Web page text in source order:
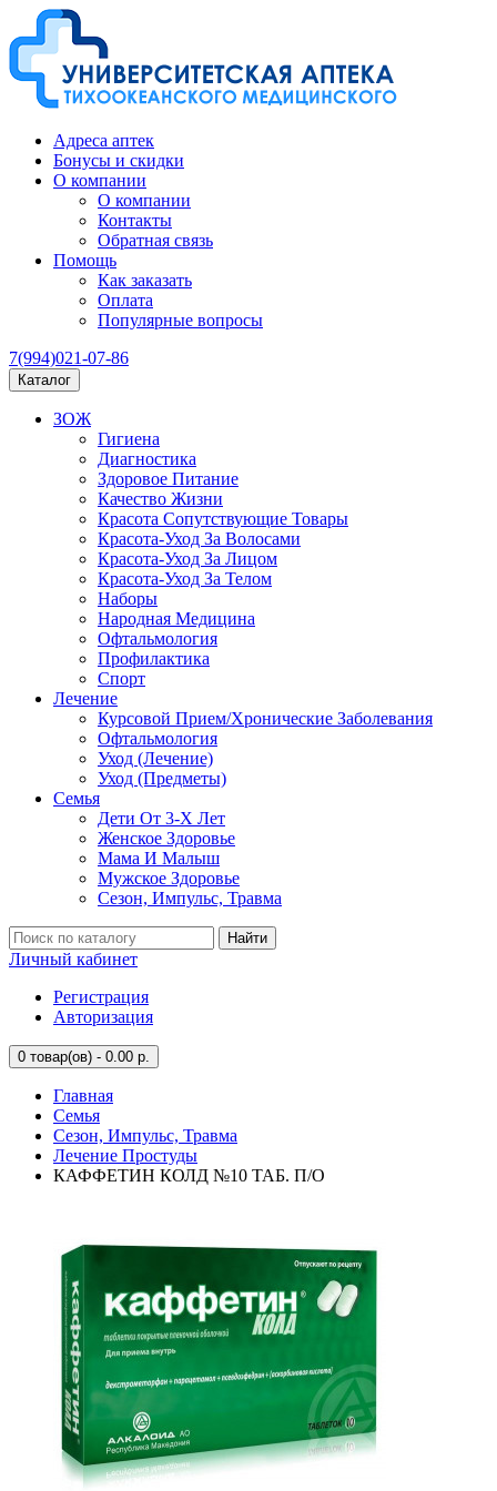
Адреса аптек
Бонусы и скидки
О компании
О компании
Контакты
Обратная связь
Помощь
Как заказать
Оплата
Популярные вопросы
7(994)021-07-86
Каталог
ЗОЖ
Гигиена
Диагностика
Здоровое Питание
Качество Жизни
Красота Сопутствующие Товары
Красота-Уход За Волосами
Красота-Уход За Лицом
Красота-Уход За Телом
Наборы
Народная Медицина
Офтальмология
Профилактика
Спорт
Лечение
Курсовой Прием/Хронические Заболевания
Офтальмология
Уход (Лечение)
Уход (Предметы)
Семья
Дети От 3-Х Лет
Женское Здоровье
Мама И Малыш
Мужское Здоровье
Сезон, Импульс, Травма
Найти
Личный кабинет
Регистрация
Авторизация
0 товар(ов) - 0.00 р.
Главная
Семья
Сезон, Импульс, Травма
Лечение Простуды
КАФФЕТИН КОЛД №10 ТАБ. П/О